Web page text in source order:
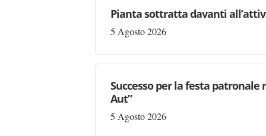
Pianta sottratta davanti
5 Agosto 2026
Successo per la festa
Aut”
5 Agosto 2026